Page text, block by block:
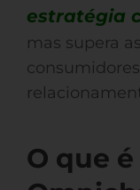
estratégia
mas supera
O que